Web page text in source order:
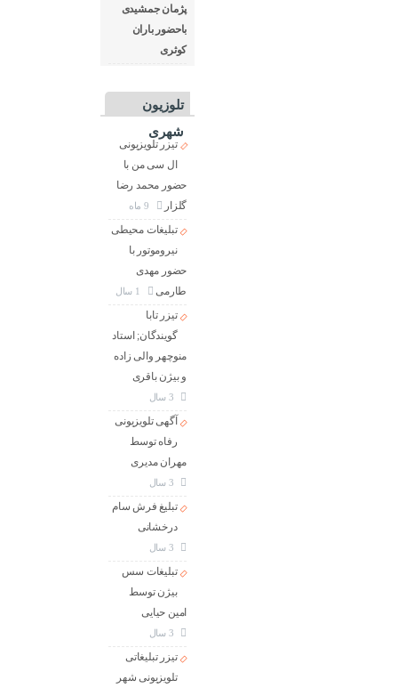
پژمان جمشیدی
باحضور باران
کوثری
تلوزیون
شهری
تیزر تلویزیونی
ال سی من با
حضور محمد رضا
گلزار
تبلیغات محیطی
نیروموتور با
حضور مهدی
طارمی
تیزر تابا
گویندگان; استاد
منوچهر والی زاده
و بیژن باقری
آگهی تلویزیونی
رفاه توسط
مهران مدیری
تبلیغ فرش سام
درخشانی
تبلیغات سس
بیژن توسط
امین حیایی
تیزر تبلیغاتی
تلویزیونی شهر